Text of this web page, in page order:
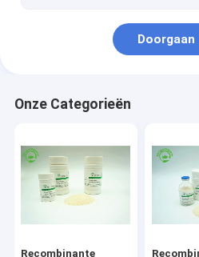
Recombinante IGF 1 Lange R3
Recombinante Menselijke
Doorgaan
Onze Categorieën
Recombinante